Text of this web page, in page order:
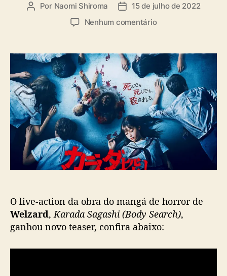
A
r
d
o
p
o
s
t
Por Naomi Shiroma
D
d
e
p
u
b
l
i
c
a
ç
ã
15 de julho de 2022
Nenhum comentárioe
o
K
a
n
n
a
H
a
o
t
o
O live-action da obra do mangá de horror de
Welzard,Karada Sagashi (Body Search),
ganhou novo teaser, confira abaixo: